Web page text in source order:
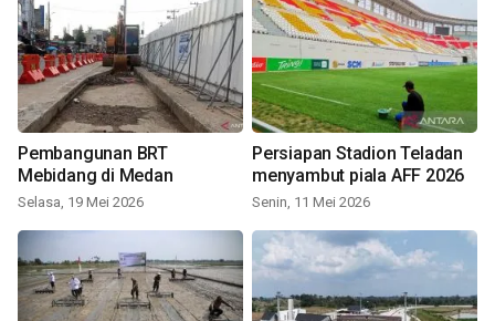
Pembangunan BRT
Mebidang di Medan
Selasa, 19 Mei 2026
Persiapan Stadion Teladan
menyambut piala AFF 2026
Senin, 11 Mei 2026